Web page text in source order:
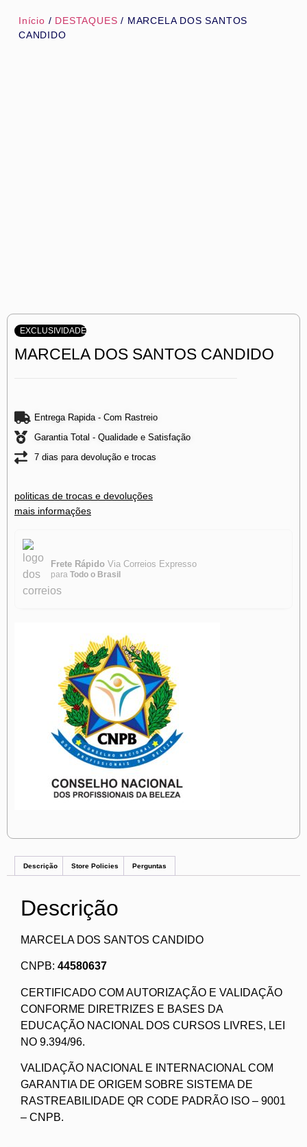
Início / DESTAQUES / MARCELA DOS SANTOS
CANDIDO
EXCLUSIVIDADE
MARCELA DOS SANTOS CANDIDO
Entrega Rapida - Com Rastreio
Garantia Total - Qualidade e Satisfação
7 dias para devolução e trocas
politicas de trocas e devoluções
mais informações
Frete Rápido Via Correios Expresso
para Todo o Brasil
Descrição Store Policies Perguntas
Descrição
MARCELA DOS SANTOS CANDIDO
CNPB: 44580637
CERTIFICADO COM AUTORIZAÇÃO E VALIDAÇÃO
CONFORME DIRETRIZES E BASES DA
EDUCAÇÃO NACIONAL DOS CURSOS LIVRES, LEI
NO 9.394/96.
VALIDAÇÃO NACIONAL E INTERNACIONAL COM
GARANTIA DE ORIGEM SOBRE SISTEMA DE
RASTREABILIDADE QR CODE PADRÃO ISO – 9001
– CNPB.